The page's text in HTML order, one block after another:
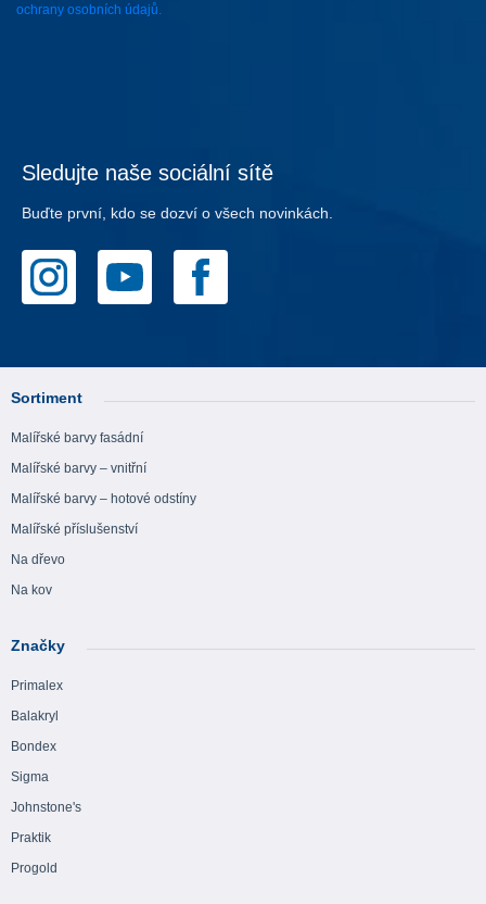
ochrany osobních údajů.
Sledujte naše sociální sítě
Buďte první, kdo se dozví o všech novinkách.
Sortiment
Malířské barvy fasádní
Malířské barvy – vnitřní
Malířské barvy – hotové odstíny
Malířské příslušenství
Na dřevo
Na kov
Značky
Primalex
Balakryl
Bondex
Sigma
Johnstone's
Praktik
Progold